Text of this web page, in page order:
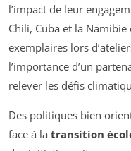
l’impact de leur
Chili, Cuba et la
exemplaires lors
l’importance d’un
relever les défis
Des politiques bien
face à la transition